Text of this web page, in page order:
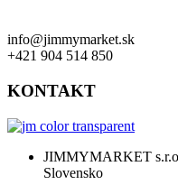
info@jimmymarket.sk
+421 904 514 850
KONTAKT
JIMMYMARKET
Slovensko